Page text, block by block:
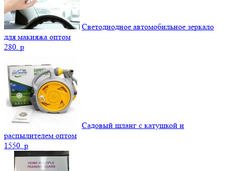
Светодиодное автомобильное зеркало
для макияжа оптом
280. p
Садовый шланг с катушкой и
распылителем оптом
1550. p